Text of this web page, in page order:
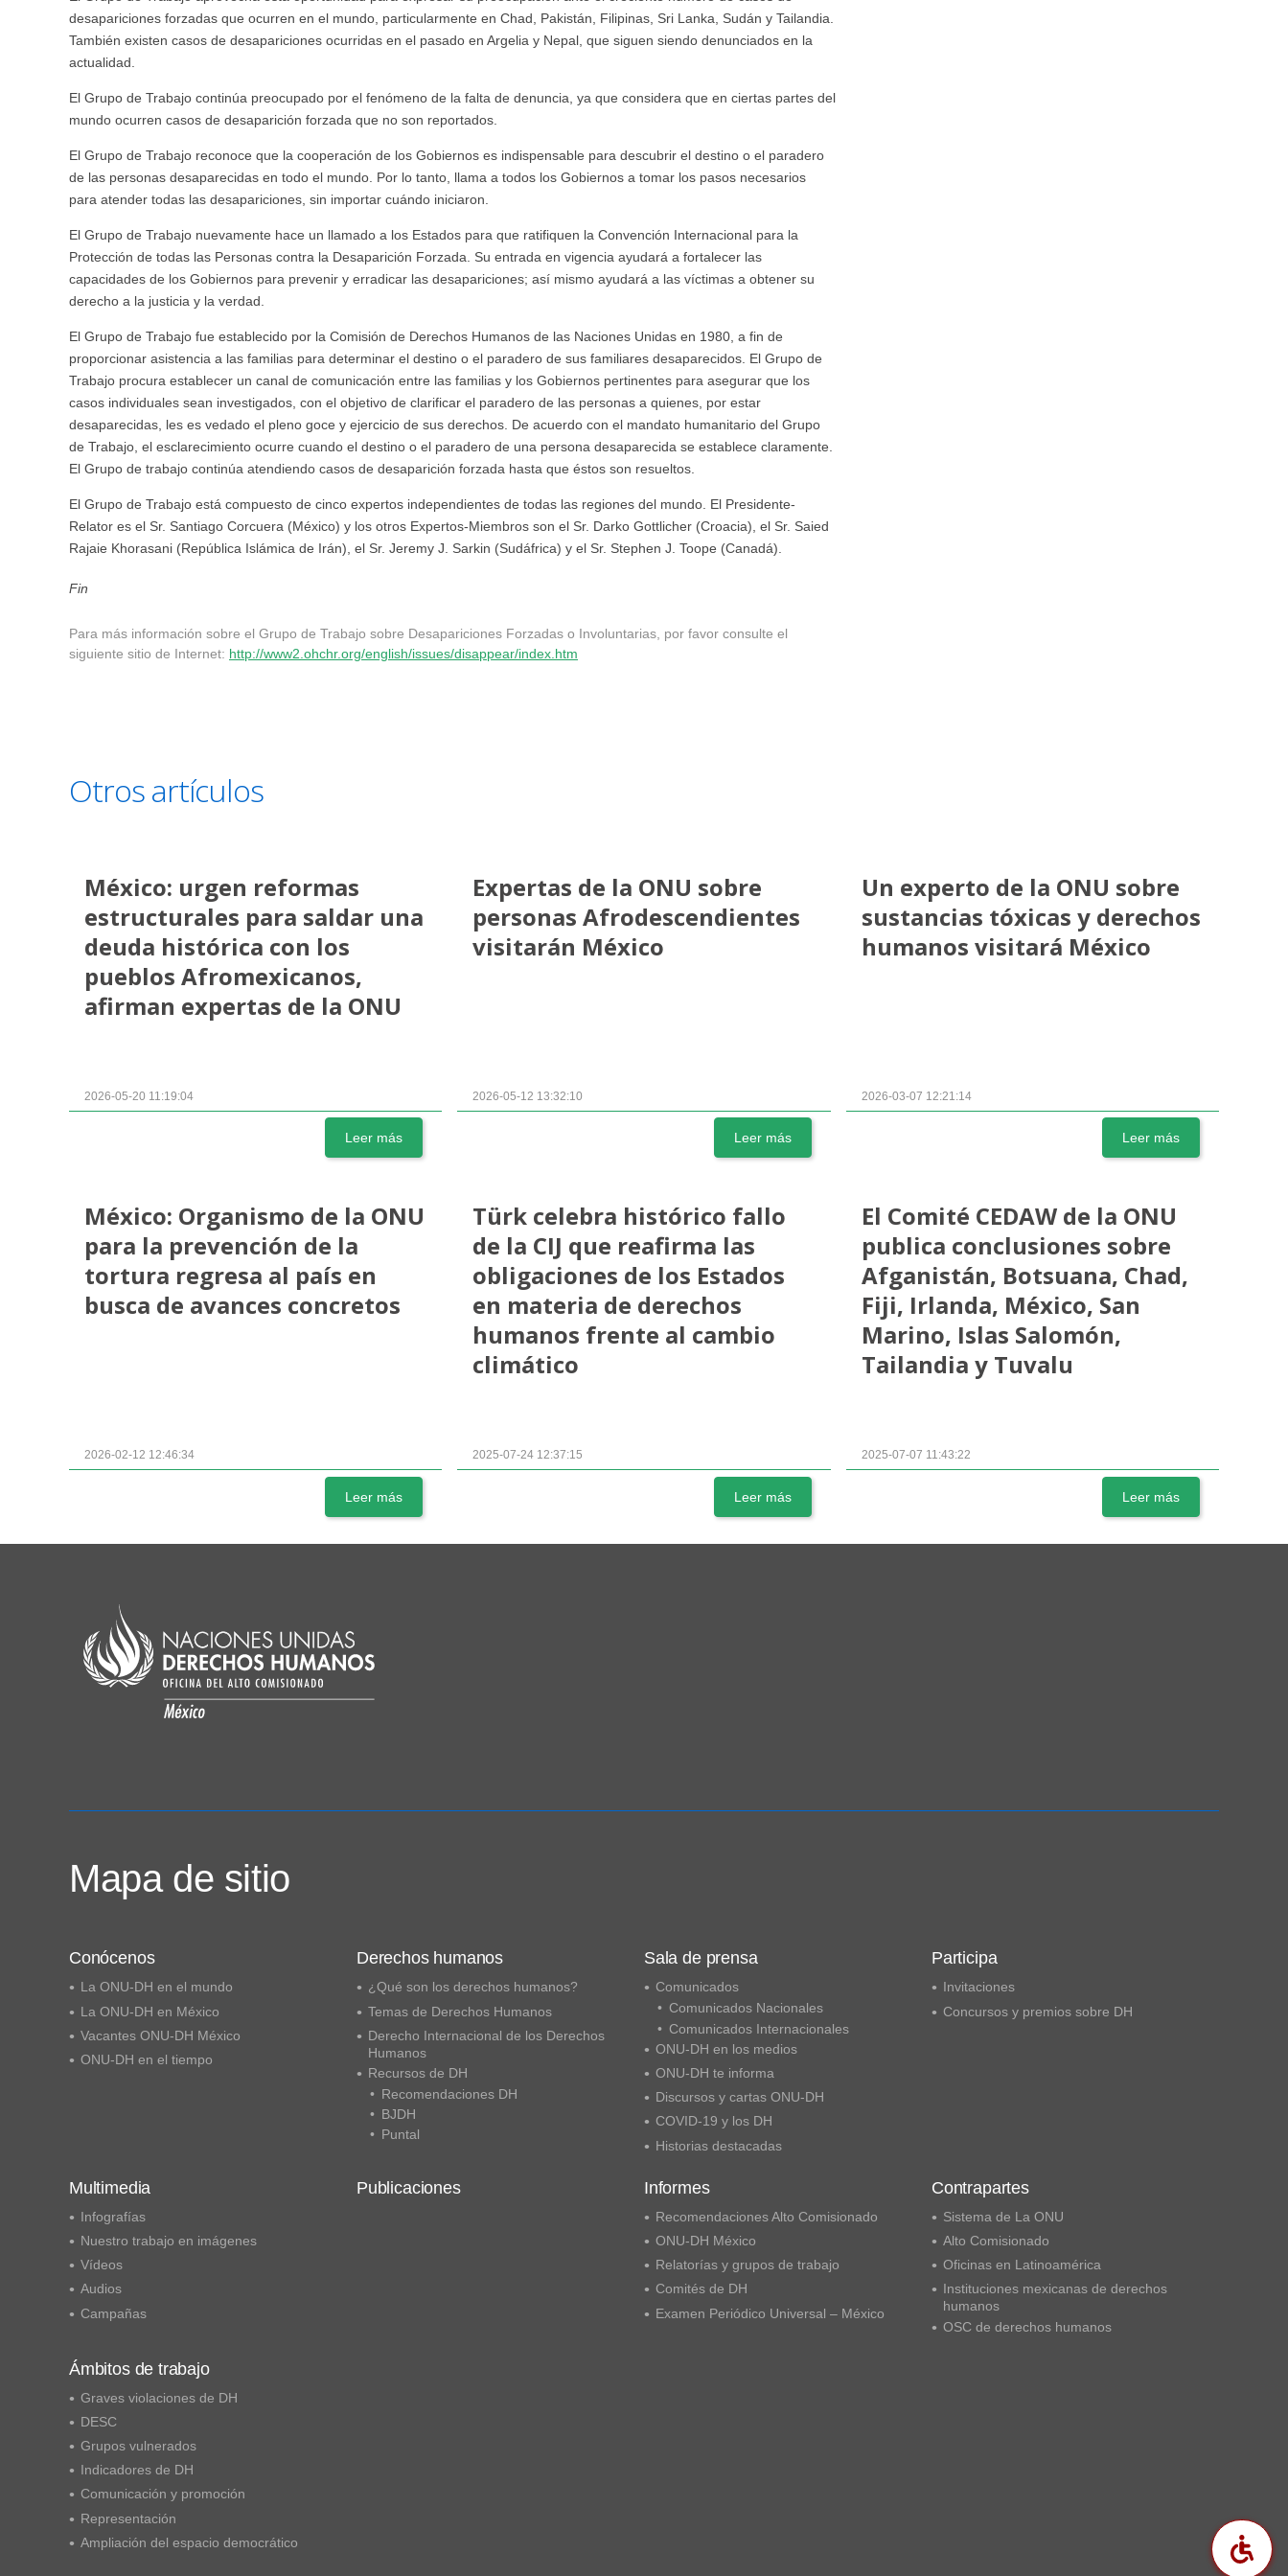
desapariciones forzadas que ocurren en el mundo, particularmente en Chad, Pakistán, Filipinas, Sri Lanka, Sudán y Tailandia.
También existen casos de desapariciones ocurridas en el pasado en Argelia y Nepal, que siguen siendo denunciados en la
actualidad.
El Grupo de Trabajo continúa preocupado por el fenómeno de la falta de denuncia, ya que considera que en ciertas partes del
mundo ocurren casos de desaparición forzada que no son reportados.
El Grupo de Trabajo reconoce que la cooperación de los Gobiernos es indispensable para descubrir el destino o el paradero
de las personas desaparecidas en todo el mundo. Por lo tanto, llama a todos los Gobiernos a tomar los pasos necesarios
para atender todas las desapariciones, sin importar cuándo iniciaron.
El Grupo de Trabajo nuevamente hace un llamado a los Estados para que ratifiquen la Convención Internacional para la
Protección de todas las Personas contra la Desaparición Forzada. Su entrada en vigencia ayudará a fortalecer las
capacidades de los Gobiernos para prevenir y erradicar las desapariciones; así mismo ayudará a las víctimas a obtener su
derecho a la justicia y la verdad.
El Grupo de Trabajo fue establecido por la Comisión de Derechos Humanos de las Naciones Unidas en 1980, a fin de
proporcionar asistencia a las familias para determinar el destino o el paradero de sus familiares desaparecidos. El Grupo de
Trabajo procura establecer un canal de comunicación entre las familias y los Gobiernos pertinentes para asegurar que los
casos individuales sean investigados, con el objetivo de clarificar el paradero de las personas a quienes, por estar
desaparecidas, les es vedado el pleno goce y ejercicio de sus derechos. De acuerdo con el mandato humanitario del Grupo
de Trabajo, el esclarecimiento ocurre cuando el destino o el paradero de una persona desaparecida se establece claramente.
El Grupo de trabajo continúa atendiendo casos de desaparición forzada hasta que éstos son resueltos.
El Grupo de Trabajo está compuesto de cinco expertos independientes de todas las regiones del mundo. El Presidente-
Relator es el Sr. Santiago Corcuera (México) y los otros Expertos-Miembros son el Sr. Darko Gottlicher (Croacia), el Sr. Saied
Rajaie Khorasani (República Islámica de Irán), el Sr. Jeremy J. Sarkin (Sudáfrica) y el Sr. Stephen J. Toope (Canadá).
Fin
Para más información sobre el Grupo de Trabajo sobre Desapariciones Forzadas o Involuntarias, por favor consulte el
siguiente sitio de Internet: http://www2.ohchr.org/english/issues/disappear/index.htm
Otros artículos
México: urgen reformas
estructurales para saldar una
deuda histórica con los
pueblos Afromexicanos,
afirman expertas de la ONU
2026-05-20 11:19:04
Leer más
Expertas de la ONU sobre
personas Afrodescendientes
visitarán México
2026-05-12 13:32:10
Leer más
Un experto de la ONU sobre
sustancias tóxicas y derechos
humanos visitará México
2026-03-07 12:21:14
Leer más
México: Organismo de la ONU
para la prevención de la
tortura regresa al país en
busca de avances concretos
2026-02-12 12:46:34
Leer más
Türk celebra histórico fallo
de la CIJ que reafirma las
obligaciones de los Estados
en materia de derechos
humanos frente al cambio
climático
2025-07-24 12:37:15
Leer más
El Comité CEDAW de la ONU
publica conclusiones sobre
Afganistán, Botsuana, Chad,
Fiji, Irlanda, México, San
Marino, Islas Salomón,
Tailandia y Tuvalu
2025-07-07 11:43:22
Leer más
Mapa de sitio
Conócenos
La ONU-DH en el mundo
La ONU-DH en México
Vacantes ONU-DH México
ONU-DH en el tiempo
Derechos humanos
¿Qué son los derechos humanos?
Temas de Derechos Humanos
Derecho Internacional de los Derechos
Humanos
Recursos de DH
Recomendaciones DH
BJDH
Puntal
Sala de prensa
Comunicados
Comunicados Nacionales
Comunicados Internacionales
ONU-DH en los medios
ONU-DH te informa
Discursos y cartas ONU-DH
COVID-19 y los DH
Historias destacadas
Participa
Invitaciones
Concursos y premios sobre DH
Multimedia
Infografías
Nuestro trabajo en imágenes
Vídeos
Audios
Campañas
Publicaciones Informes
Recomendaciones Alto Comisionado
ONU-DH México
Relatorías y grupos de trabajo
Comités de DH
Examen Periódico Universal – México
Contrapartes
Sistema de La ONU
Alto Comisionado
Oficinas en Latinoamérica
Instituciones mexicanas de derechos
humanos
OSC de derechos humanos
Ámbitos de trabajo
Graves violaciones de DH
DESC
Grupos vulnerados
Indicadores de DH
Comunicación y promoción
Representación
Ampliación del espacio democrático